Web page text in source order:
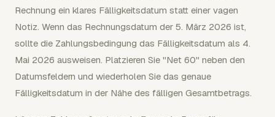
Rechnung ein klares Fälligkeitsdatum statt einer vagen
Notiz. Wenn das Rechnungsdatum der 5. März 2026 ist,
sollte die Zahlungsbedingung das Fälligkeitsdatum als 4.
Mai 2026 ausweisen. Platzieren Sie "Net 60" neben den
Datumsfeldern und wiederholen Sie das genaue
Fälligkeitsdatum in der Nähe des fälligen Gesamtbetrags.